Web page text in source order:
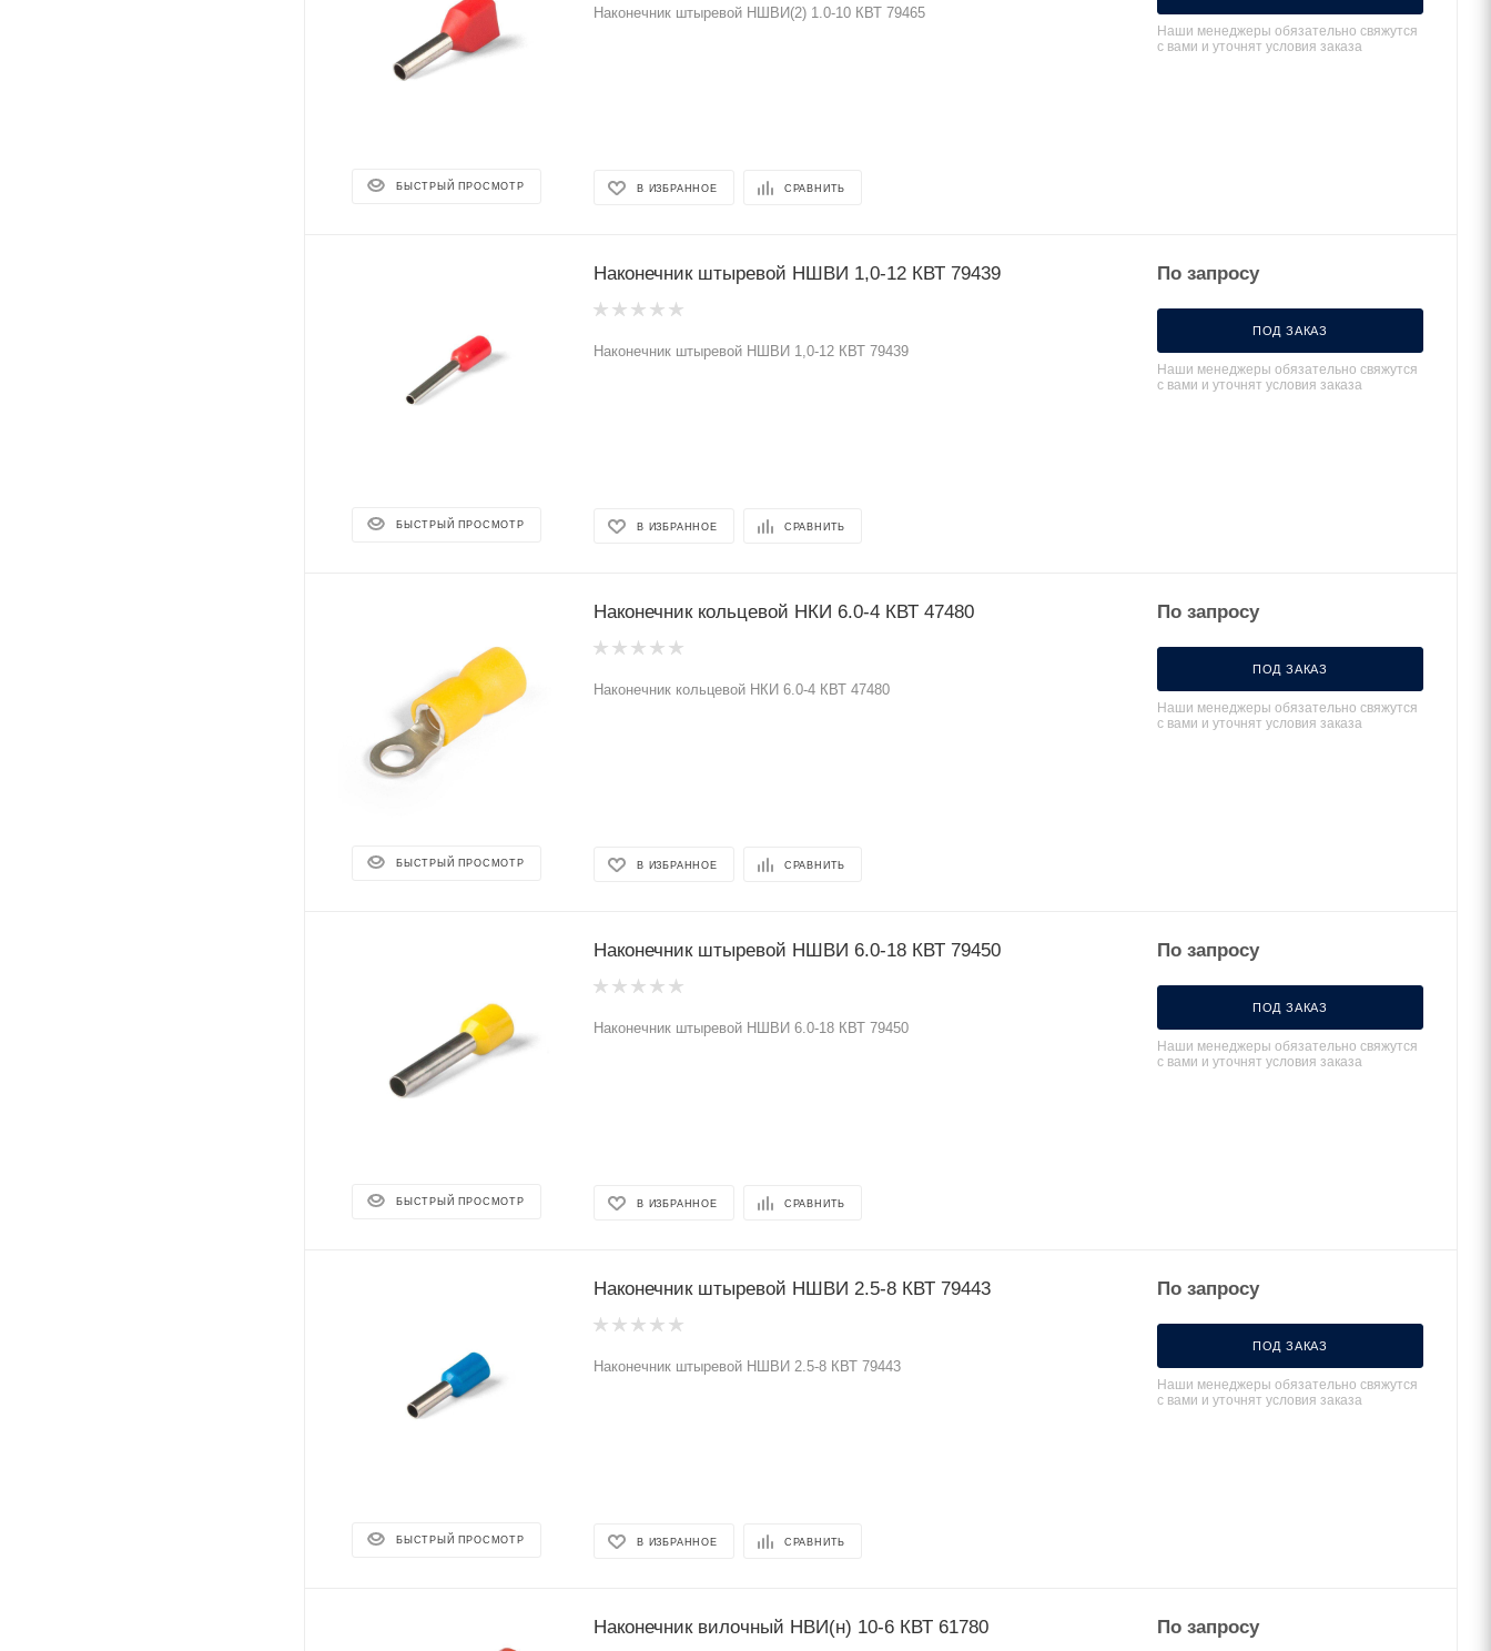
БЫСТРЫЙ ПРОСМОТР
Наконечник штыревой НШВИ(2) 1.0-10 КВТ 79465
В ИЗБРАННОЕ СРАВНИТЬ
Наши менеджеры обязательно свяжутся
с вами и уточнят условия заказа
БЫСТРЫЙ ПРОСМОТР
Наконечник штыревой НШВИ 1,0-12 КВТ 79439
Наконечник штыревой НШВИ 1,0-12 КВТ 79439
В ИЗБРАННОЕ СРАВНИТЬ
По запросу
ПОД ЗАКАЗ
Наши менеджеры обязательно свяжутся
с вами и уточнят условия заказа
БЫСТРЫЙ ПРОСМОТР
Наконечник кольцевой НКИ 6.0-4 КВТ 47480
Наконечник кольцевой НКИ 6.0-4 КВТ 47480
В ИЗБРАННОЕ СРАВНИТЬ
По запросу
ПОД ЗАКАЗ
Наши менеджеры обязательно свяжутся
с вами и уточнят условия заказа
БЫСТРЫЙ ПРОСМОТР
Наконечник штыревой НШВИ 6.0-18 КВТ 79450
Наконечник штыревой НШВИ 6.0-18 КВТ 79450
В ИЗБРАННОЕ СРАВНИТЬ
По запросу
ПОД ЗАКАЗ
Наши менеджеры обязательно свяжутся
с вами и уточнят условия заказа
БЫСТРЫЙ ПРОСМОТР
Наконечник штыревой НШВИ 2.5-8 КВТ 79443
Наконечник штыревой НШВИ 2.5-8 КВТ 79443
В ИЗБРАННОЕ СРАВНИТЬ
По запросу
ПОД ЗАКАЗ
Наши менеджеры обязательно свяжутся
с вами и уточнят условия заказа
Наконечник вилочный НВИ(н) 10-6 КВТ 61780 По запросу